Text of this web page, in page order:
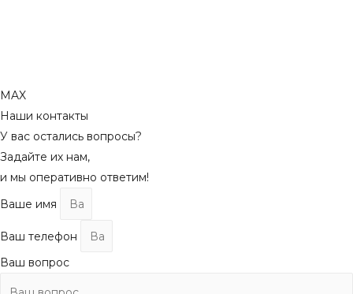
MAX
Наши контакты
У вас остались вопросы?
Задайте их нам,
и мы оперативно ответим!
Ваше имя
Ваш телефон
Ваш вопрос